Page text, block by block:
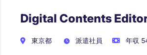
Digital Contents
東京都 派遣社員 年収